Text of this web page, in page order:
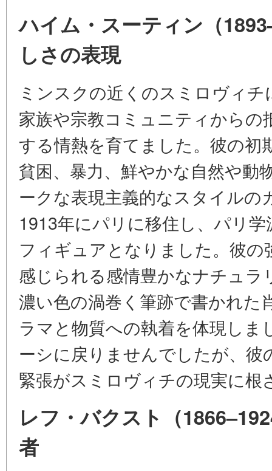
ハイム・スーティン（
しさの表現
ミンスクの近くのスミロヴィ
家族や宗教コミュニティからの
する情熱を育てました。彼の初
貧困、暴力、鮮やかな自然や動
ークな表現主義的なスタイル
1913年にパリに移住し、パリ
フィギュアとなりました。彼
感じられる感情豊かなナチュラ
濃い色の渦巻く筆跡で書かれた
ラマと物質への執着を体現し
ーシに戻りませんでしたが、彼
緊張がスミロヴィチの現実に根
レフ・バクスト（
者